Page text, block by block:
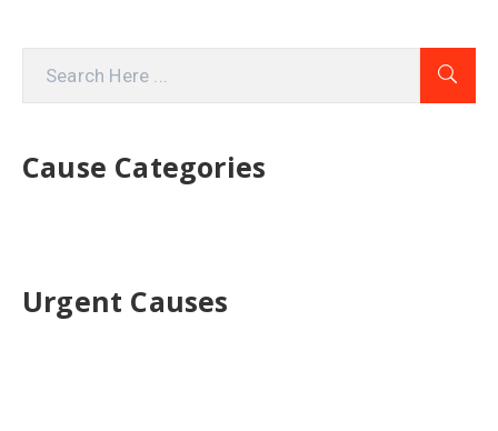
Cause Categories
Urgent Causes